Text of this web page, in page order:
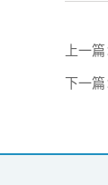
上一篇
下一篇